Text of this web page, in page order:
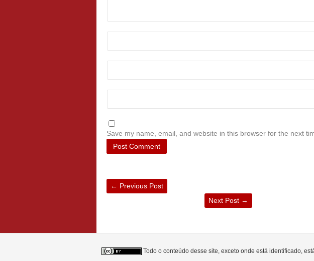
Save my name, email, and website in this browser for the next
← Previous Post
Next Post →
Todo o conteúdo desse site, exceto onde está identificado,